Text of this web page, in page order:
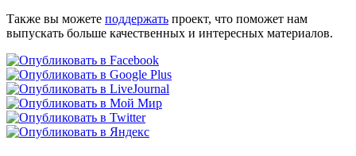
Также вы можете поддержать проект, что поможет нам
выпускать больше качественных и интересных материалов.